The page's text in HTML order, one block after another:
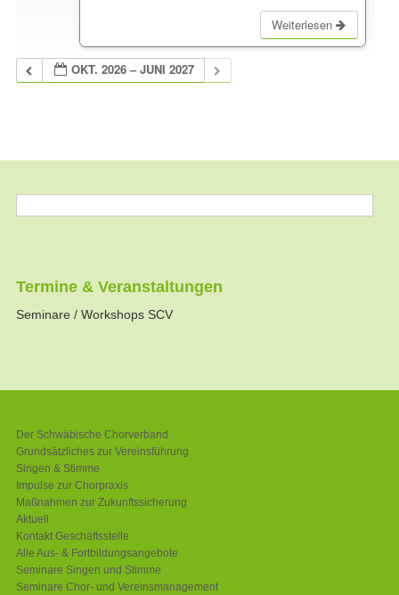
Weiterlesen
OKT. 2026 – JUNI 2027
Termine & Veranstaltungen
Seminare / Workshops SCV
Der Schwäbische Chorverband
Grundsätzliches zur Vereinsführung
Singen & Stimme
Impulse zur Chorpraxis
Maßnahmen zur Zukunftssicherung
Aktuell
Kontakt Geschäftsstelle
Alle Aus- & Fortbildungsangebote
Seminare Singen und Stimme
Seminare Chor- und Vereinsmanagement